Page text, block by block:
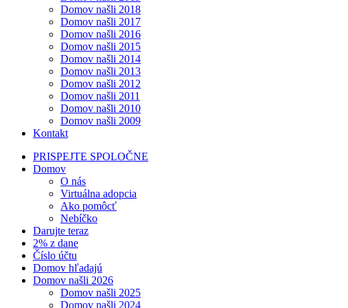
Domov našli 2018
Domov našli 2017
Domov našli 2016
Domov našli 2015
Domov našli 2014
Domov našli 2013
Domov našli 2012
Domov našli 2011
Domov našli 2010
Domov našli 2009
Kontakt
PRISPEJTE SPOLOČNE
Domov
O nás
Virtuálna adopcia
Ako pomôcť
Nebíčko
Darujte teraz
2% z dane
Číslo účtu
Domov hľadajú
Domov našli 2026
Domov našli 2025
Domov našli 2024